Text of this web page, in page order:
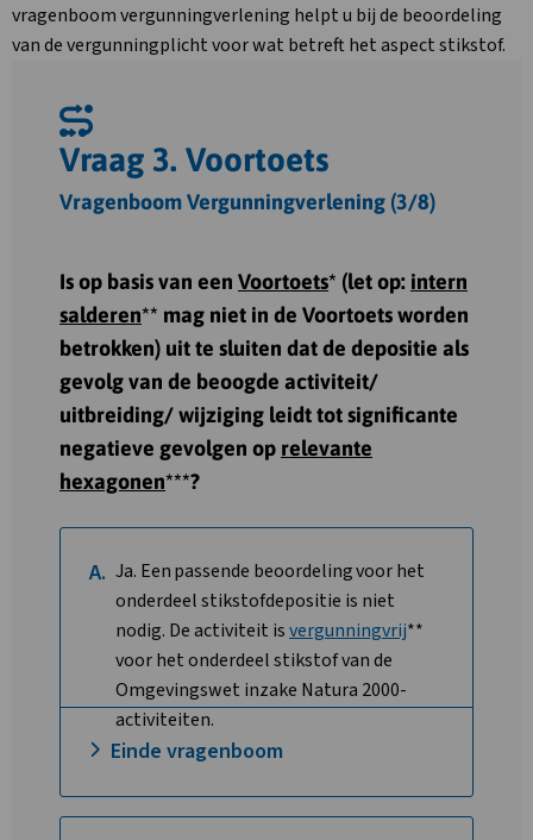
vragenboom vergunningverlening helpt u bij de beoordeling
van de vergunningplicht voor wat betreft het aspect stikstof.
Vraag 3. Voortoets
Vragenboom Vergunningverlening (3/8)
Is op basis van een Voortoets* (let op: intern
salderen** mag niet in de Voortoets worden
betrokken) uit te sluiten dat de depositie als
gevolg van de beoogde activiteit/
uitbreiding/ wijziging leidt tot significante
negatieve gevolgen op relevante
hexagonen***?
A. Ja. Een passende beoordeling voor het
onderdeel stikstofdepositie is niet
nodig. De activiteit isvergunningvrij**
voor het onderdeel stikstof van de
Omgevingswet inzake Natura 2000-
activiteiten.
Einde vragenboom